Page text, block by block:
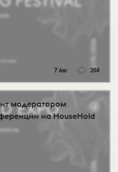
7 Авг 264
модератором
на HouseHold